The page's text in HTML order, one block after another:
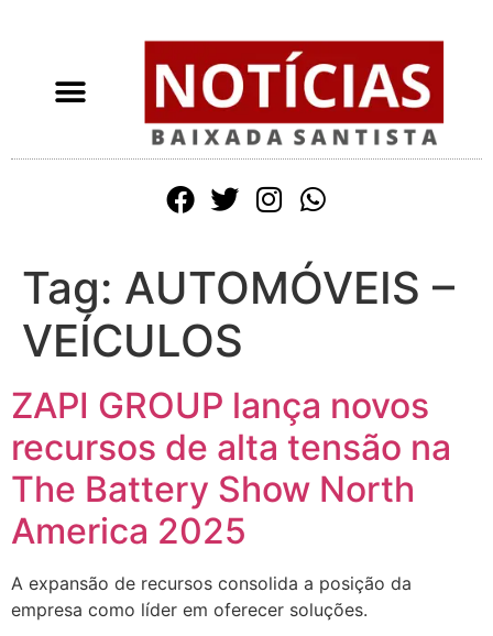
Tag: AUTOMÓVEIS –
VEÍCULOS
ZAPI GROUP lança novos
recursos de alta tensão na
The Battery Show North
America 2025
A expansão de recursos consolida a posição da
empresa como líder em oferecer soluções.